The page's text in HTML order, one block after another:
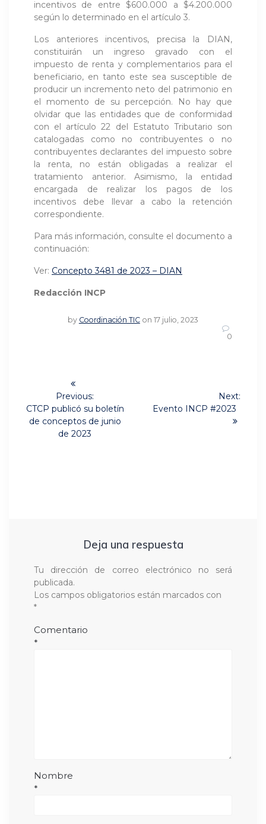
incentivos de entre $600.000 a $4.200.000
según lo determinado en el artículo 3.
Los anteriores incentivos, precisa la DIAN,
constituirán un ingreso gravado con el
impuesto de renta y complementarios para el
beneficiario, en tanto este sea susceptible de
producir un incremento neto del patrimonio en
el momento de su percepción. No hay que
olvidar que las entidades que de conformidad
con el artículo 22 del Estatuto Tributario son
catalogadas como no contribuyentes o no
contribuyentes declarantes del impuesto sobre
la renta, no están obligadas a realizar el
tratamiento anterior. Asimismo, la entidad
encargada de realizar los pagos de los
incentivos debe llevar a cabo la retención
correspondiente.
Para más información, consulte el documento a
continuación:
Ver: Concepto 3481 de 2023 – DIAN
Redacción INCP
by Coordinación TIC on 17 julio, 2023
0
Navegación
de
entradas
Previous:
Previous
post:
CTCP publicó su boletín
de conceptos de junio
de 2023
Next:
NextEvento INCP #2023
Deja una respuesta
Tu dirección de correo electrónico no será
publicada.
Los campos obligatorios están marcados con
*
Comentario
*
Nombre
*